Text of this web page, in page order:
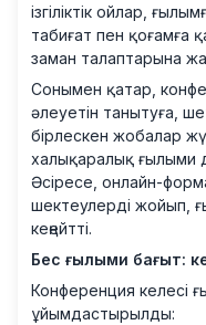
ізгіліктік ойлар,
табиғат пен қоғамға
заман талаптарына
Сонымен қатар,
әлеуетін танытуға,
бірлескен жобалар
халықаралық ғылыми
Әсіресе, онлайн-
шектеулерді жойып,
кеңейтті.
Бес ғылыми бағыт:
Конференция келесі
ұйымдастырылды: